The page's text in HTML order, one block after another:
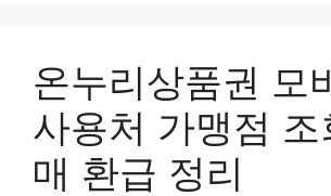
온누리상품권 모
사용처 가맹점 조
매 환급 정리